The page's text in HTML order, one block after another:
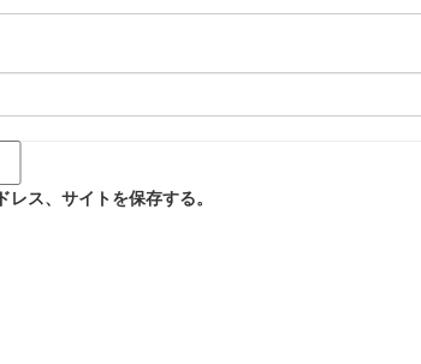
ス、サイトを保存する。